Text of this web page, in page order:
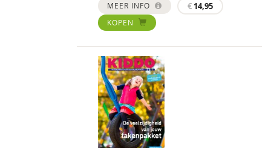
MEER INFO € 14,95
KOPEN